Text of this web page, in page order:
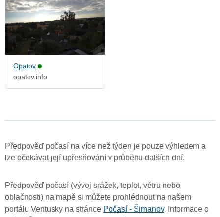
Opatov
opatov.info
Předpověď počasí na více než týden je pouze výhledem a
lze očekávat její upřesňování v průběhu dalších dní.
Předpověď počasí (vývoj srážek, teplot, větru nebo
oblačnosti) na mapě si můžete prohlédnout na našem
portálu Ventusky na stránce Počasí - Šimanov. Informace o